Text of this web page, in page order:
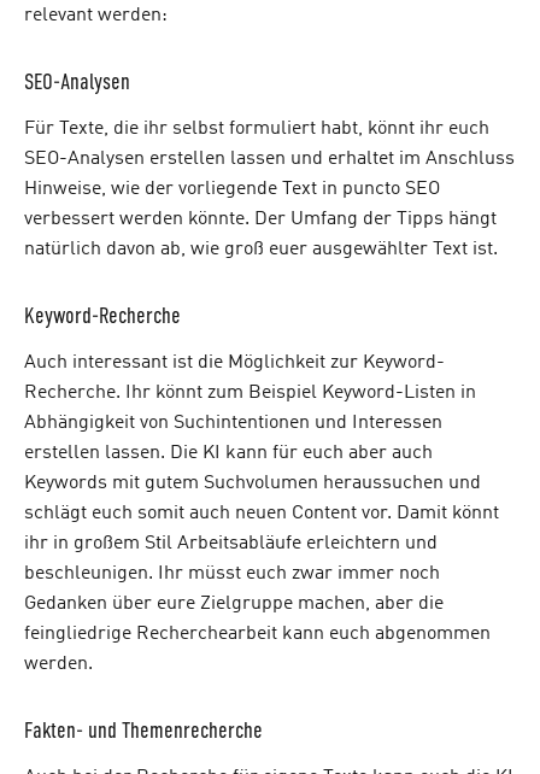
relevant werden:
SEO-Analysen
Für Texte, die ihr selbst formuliert habt, könnt ihr euch
SEO-Analysen erstellen lassen und erhaltet im Anschluss
Hinweise, wie der vorliegende Text in puncto SEO
verbessert werden könnte. Der Umfang der Tipps hängt
natürlich davon ab, wie groß euer ausgewählter Text ist.
Keyword-Recherche
Auch interessant ist die Möglichkeit zur Keyword-
Recherche. Ihr könnt zum Beispiel Keyword-Listen in
Abhängigkeit von Suchintentionen und Interessen
erstellen lassen. Die KI kann für euch aber auch
Keywords mit gutem Suchvolumen heraussuchen und
schlägt euch somit auch neuen Content vor. Damit könnt
ihr in großem Stil Arbeitsabläufe erleichtern und
beschleunigen. Ihr müsst euch zwar immer noch
Gedanken über eure Zielgruppe machen, aber die
feingliedrige Recherchearbeit kann euch abgenommen
werden.
Fakten- und Themenrecherche